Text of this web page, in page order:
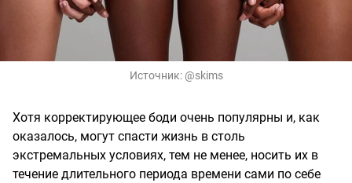
Источник: @skims
Хотя корректирующее боди очень популярны и, как
оказалось, могут спасти жизнь в столь
экстремальных условиях, тем не менее, носить их в
течение длительного периода времени сами по себе